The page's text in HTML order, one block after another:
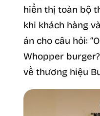
hiển thị toàn bộ
khi khách hàng
án cho câu hỏi:
Whopper
về thương hiệu